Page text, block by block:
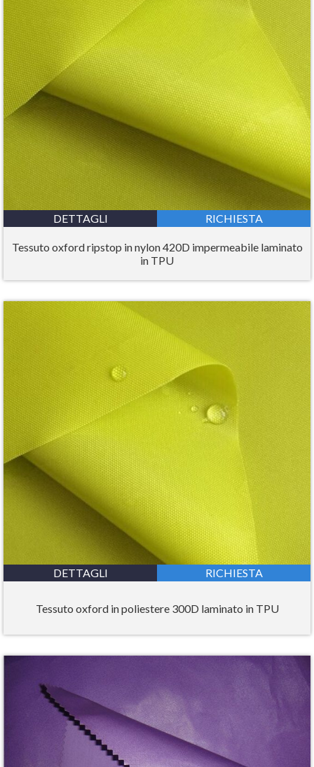
DETTAGLI RICHIESTA
Tessuto oxford ripstop in nylon 420D impermeabile laminato
in TPU
DETTAGLI RICHIESTA
Tessuto oxford in poliestere 300D laminato in TPU